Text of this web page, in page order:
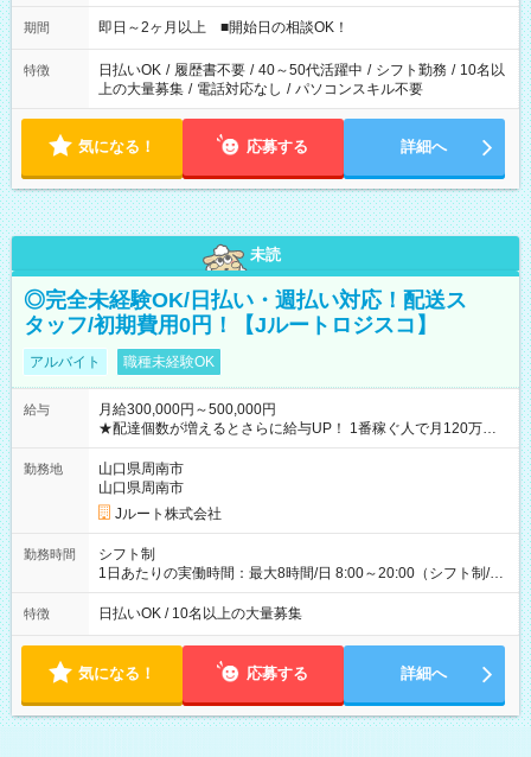
期間 即日～2ヶ月以上 ■開始日の相談OK！
特徴 日払いOK / 履歴書不要 / 40～50代活躍中 / シフト勤務 / 10名以
上の大量募集 / 電話対応なし / パソコンスキル不要
気になる！ 応募する 詳細へ
未読
◎完全未経験OK/日払い・週払い対応！配送ス
タッフ/初期費用0円！【Jルートロジスコ】
アルバイト 職種未経験OK
給与
月給300,000円～500,000円
★配達個数が増えるとさらに給与UP！ 1番稼ぐ人で月120万ほ
ど！ ・主要都市エリア 月収55万円／週5日稼働 月収65万~112
万円／週6日稼働 ・地方郊外エリア 月収40万円／週5日稼働 月
収40万円~50万円／週6日稼働 ＜モデルイメージ＞ ■月収50万
円 (27歳男性/江東区在住)※元建築関係 1日150個配達×25日勤務
(日休み) ■月収80万円(43歳男性/墨田区在住)※元営業 1日200個
勤務地
山口県周南市
山口県周南市
Jルート株式会社
勤務時間
シフト制
1日あたりの実働時間：最大8時間/日 8:00～20:00（シフト制/実
働8時間） ※週5日勤務（場所次第では週4も有り） ※配達状況
によって時間外での勤務可能性有り ※案件により多少の前後あ
特徴 日払いOK / 10名以上の大量募集
気になる！ 応募する 詳細へ